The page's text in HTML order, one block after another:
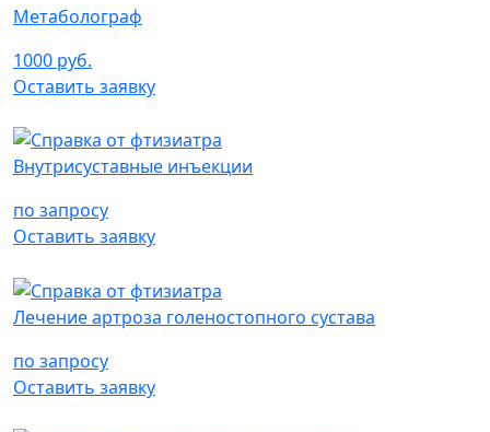
Метаболограф
1000 руб.
Оставить заявку
Внутрисуставные инъекции
по запросу
Оставить заявку
Лечение артроза голеностопного сустава
по запросу
Оставить заявку